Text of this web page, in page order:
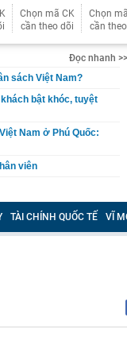
Chọn mã CK
cần theo dõi
Chọn
cần
Đọc nhanh >>
sách Việt Nam?
bật khóc, tuyệt
Nam ở Phú Quốc:
viên
lẻ
gái được chính idol
Top 1 và loạt giải
Nam Á
sạch hàng cho cả
TÀI CHÍNH QUỐC TẾ VĨ